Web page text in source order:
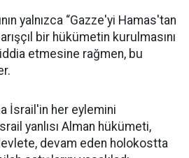
yalnızca “Gazze'yi Hamas'tan
bir hükümetin kurulmasını
etmesine rağmen, bu
İsrail'in her eylemini
yanlısı Alman hükümeti,
devam eden holokostta